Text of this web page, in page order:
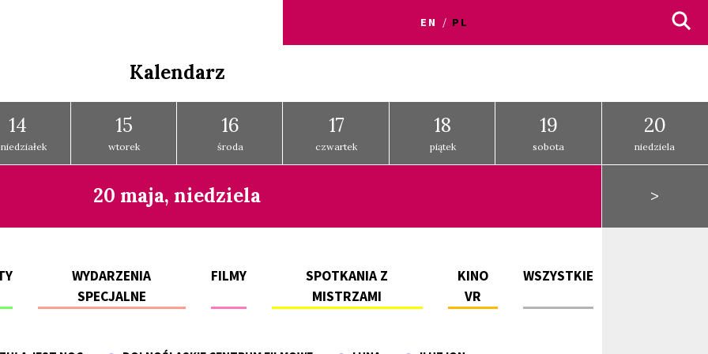
EN PL
Kalendarz
14 15
wtorek
16
środa
17
czwartek
18
piątek
19
sobota
20
niedziela
20 maja, niedziela >
WYDARZENIA
SPECJALNE
FILMY
SPOTKANIA Z
MISTRZAMI
KINO
VR
WSZYSTKIE